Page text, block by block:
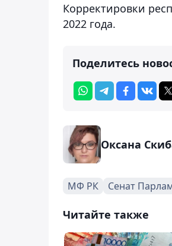
Корректировки
2022 года.
Поделитесь
Оксана
МФ РК Сенат
Читайте также